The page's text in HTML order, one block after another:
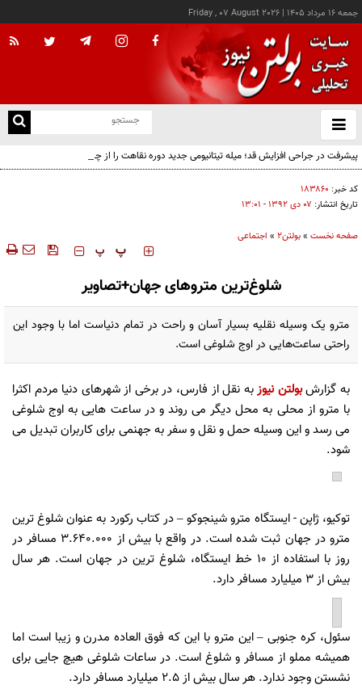
جمعه ۱۶ مرداد ۱۴۰۵ |
Friday , 07 August 2026
باز
و
پیشرفت در جراحی افزایش قد؛ میله تیتانیومی جدید دوره نقاهت را از چند ماه به چند هفته
کاهش می‌دهد
کد خبر: ۱۸۳۸۶۰
تاریخ انتشار: ۰۷ دی ۱۳۹۲ - ۱۳:۰۱
صفحه نخست »بولتن2 » اجتماعی
‍‍‍ پ پ
شلوغ‌ترین متروهای جهان+تصاویر
مترو یک وسیله نقلیه بسیار آسان و راحت در تمام دنیاست اما با وجود این
راحتی ساعت‌هایی در اوج شلوغی است.
به گزارشبولتن نیوزبه نقل از فارس، در برخی از شهرهای دنیا مردم اکثرا
با مترو از محلی به محل دیگر می روند و در ساعت هایی به اوج شلوغی
می رسد و این وسیله حمل و نقل و سفر به جهنمی برای کاربران تبدیل می
شود.
توکیو، ژاپن - ایستگاه مترو شینجوکو – در کتاب رکورد به عنوان شلوغ ترین
مترو در جهان ثبت شده است. در واقع با بیش از 3.640.000 مسافر در
روز با استفاده از 10 خط ایستگاه، شلوغ ترین در جهان است. هر سال
بیش از 3 میلیارد مسافر دارد.
سئول، کره جنوبی – این مترو با این که فوق العاده مدرن و زیبا است اما
همیشه مملو از مسافر و شلوغ است. در ساعات شلوغی هیچ جایی برای
نشستن وجود ندارد. هر سال بیش از 2.5 میلیارد مسافر دارد.